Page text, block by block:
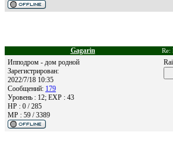
Gagarin Re:
Ипподром - дом родной
Зарегистрирован:
2022/7/18 10:35
Сообщений: 179
Уровень : 12; EXP : 43
HP : 0 / 285
MP : 59 / 3389